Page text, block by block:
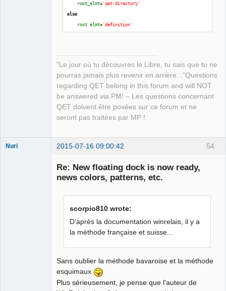
root_elmt='qet-directory'
else
root_elmt='definition'
# Does the file already have a name for the provided
language?
name_xpath=$(printf '/%s/names/name[@lang="%s"]'
"${root_elmt} " "${lang}" )
already_exists=$( xmlstarlet select -t --value-of
"count(${name_xpath})" "${file}" )
if [ "${already_exists}" -eq 0
--subnode
--type
--value ${name}
# we need to update the element
xmlstarlet edit --update "${name_xpath}
"${name}" "${file}" > "${tmp_file}"
xmlstarlet format
${tmp_file}"
"Le jour où tu découvres le Libre, tu sais que tu ne
pourras jamais plus revenir en arrière..."Questions
regarding QET belong in this forum and will NOT
be answered via PM! – Les questions concernant
QET doivent être posées sur ce forum et ne
seront pas traitées par MP !
54
Nuri 2015-07-16 09:00:42
Re: New floating dock is now ready,
news colors, patterns, etc.
scorpio810 wrote:
D’après la documentation winrelais, il y a
la méthode française et suisse...
Sans oublier la méthode bavaroise et la méthode
esquimaux
Plus sérieusement, je pense que l'auteur de